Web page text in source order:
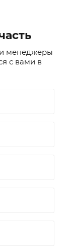
менеджеры
с вами в